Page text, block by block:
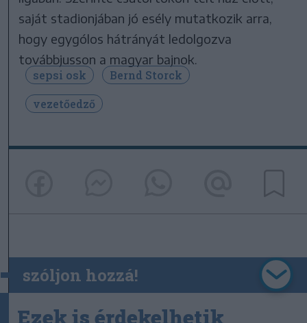
saját stadionjában jó esély mutatkozik arra,
hogy egygólos hátrányát ledolgozva
továbbjusson a magyar bajnok.
sepsi osk
Bernd Storck
vezetőedző
szóljon hozzá!
Ezek is érdekelhetik